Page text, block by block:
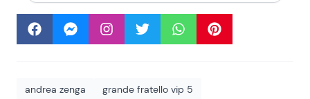
andrea zenga grande fratello vip 5